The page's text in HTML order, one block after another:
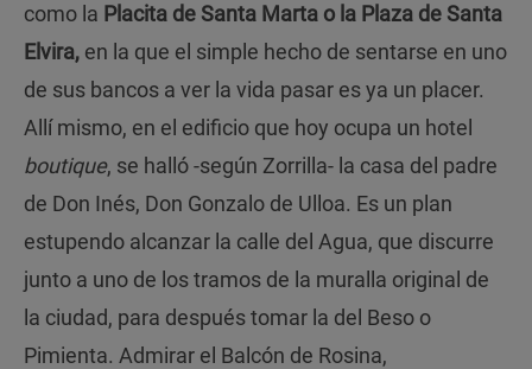
como la Placita de Santa Marta o la Plaza de Santa
Elvira, en la que el simple hecho de sentarse en uno
de sus bancos a ver la vida pasar es ya un placer.
Allí mismo, en el edificio que hoy ocupa un hotel
boutique, se halló -según Zorrilla- la casa del padre
de Don Inés, Don Gonzalo de Ulloa. Es un plan
estupendo alcanzar la calle del Agua, que discurre
junto a uno de los tramos de la muralla original de
la ciudad, para después tomar la del Beso o
Pimienta. Admirar el Balcón de Rosina,